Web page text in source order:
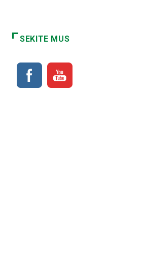
SEKITE MUS